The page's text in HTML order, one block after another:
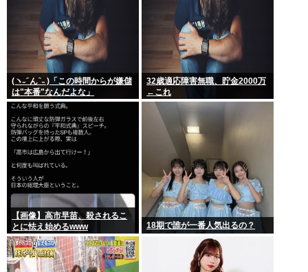
(ヽ˶ ᷇ ん ᷆ ˵ )「この時間からが嫌儲
は"本番"なんだよな」
32歳適応障害無職、貯金2000万
←これ
【画像】高市早苗、殺されるこ
とに怯え始めるwww
18期で誰が一番人気出るの？